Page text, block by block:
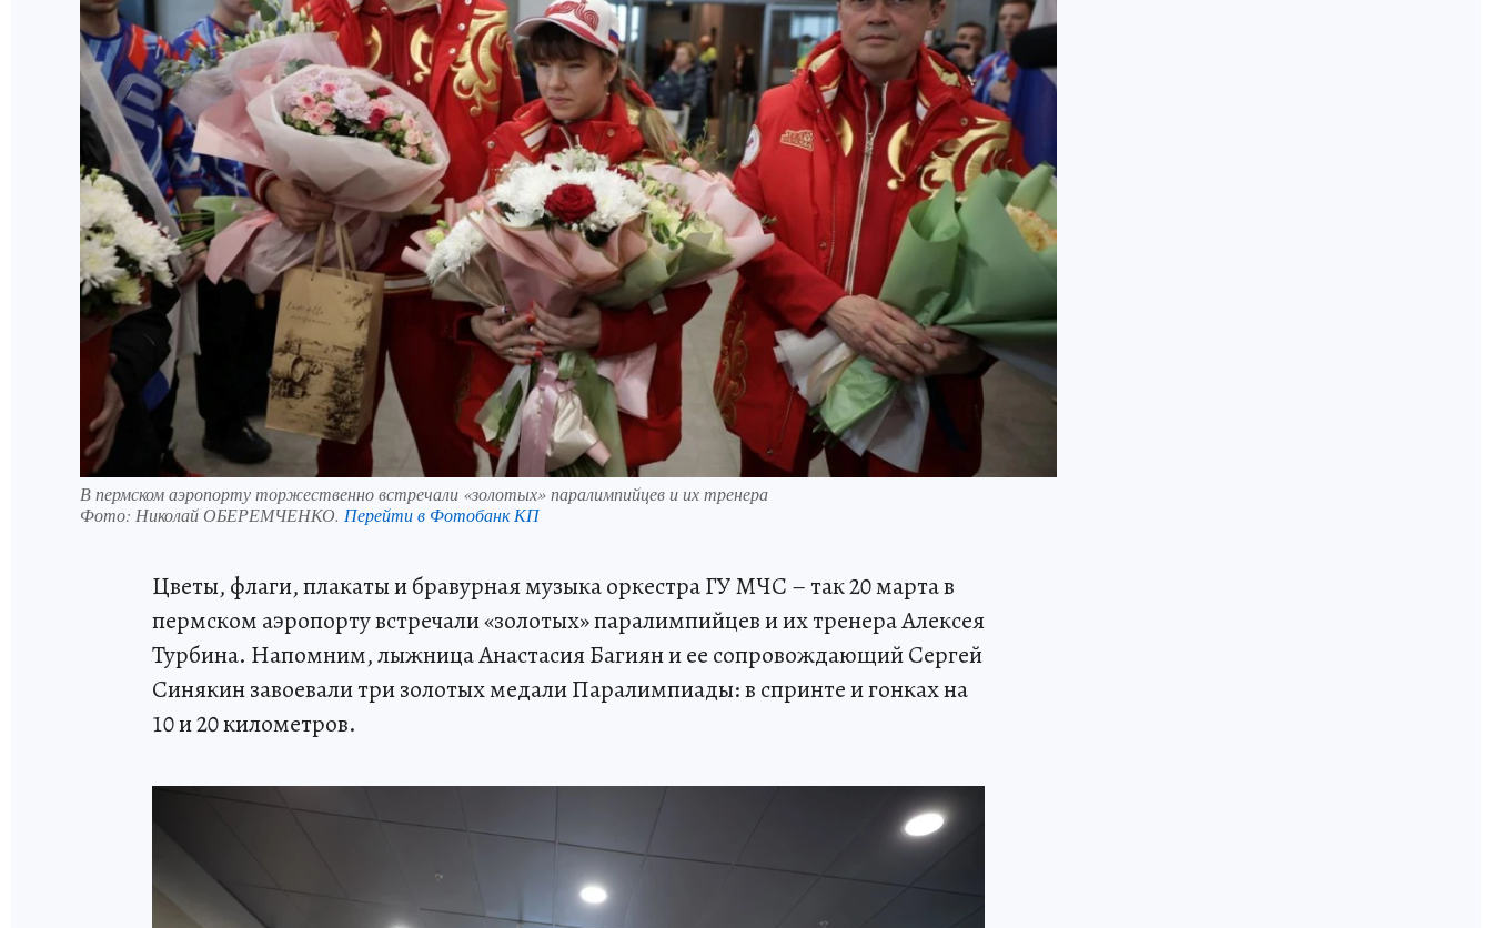
В пермском аэропорту торжественно встречали «золотых» паралимпийцев и их тренера
Фото: Николай ОБЕРЕМЧЕНКО. Перейти в Фотобанк КП
Цветы, флаги, плакаты и бравурная музыка оркестра ГУ МЧС – так 20 марта в
пермском аэропорту встречали «золотых» паралимпийцев и их тренера Алексея
Турбина. Напомним, лыжница Анастасия Багиян и ее сопровождающий Сергей
Синякин завоевали три золотых медали Паралимпиады: в спринте и гонках на
10 и 20 километров.